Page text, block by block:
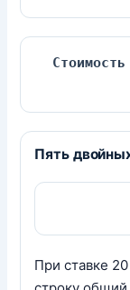
Пять
При ставке